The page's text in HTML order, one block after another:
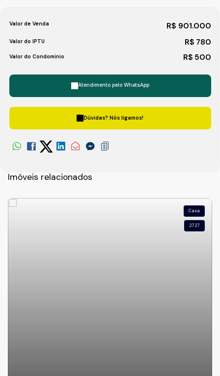
R$ 901.000
Valor de Venda
Valor do IPTU R$ 780
Valor do Condominio R$ 500
Atendimento pelo WhatsApp
Dúvidas? Nós ligamos!
Imóveis relacionados
Casa
2727